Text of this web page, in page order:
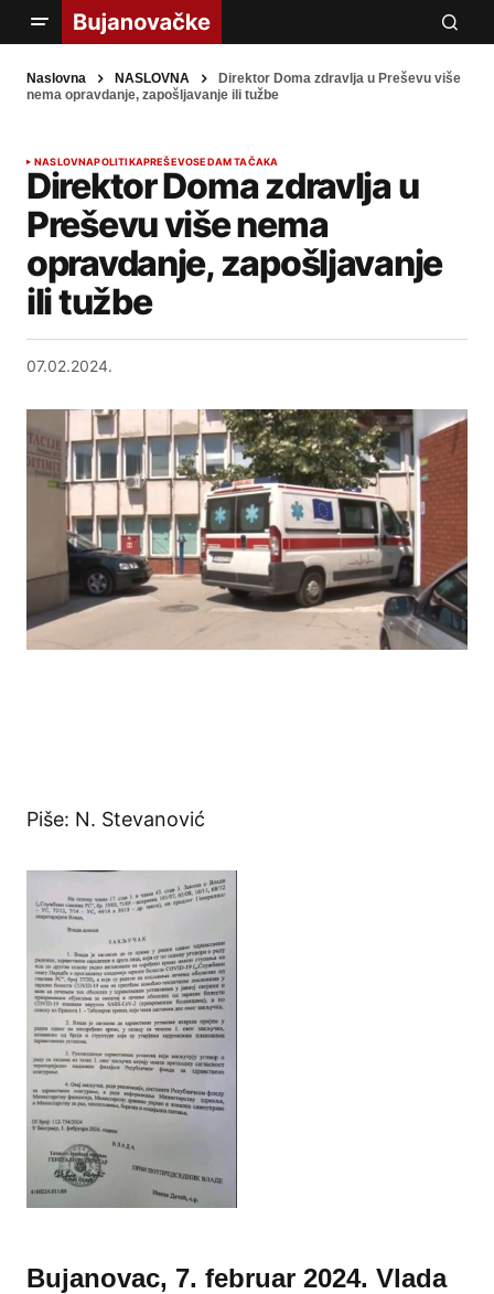
Naslovna NASLOVNA
Direktor Doma zdravlja u Preševu više
nema opravdanje, zapošljavanje ili tužbe
NASLOVNAPOLITIKAPREŠEVOSEDAM TAČAKA
Direktor Doma zdravlja u
Preševu više nema
opravdanje, zapošljavanje
ili tužbe
07.02.2024.
Piše: N. Stevanović
Bujanovac, 7. februar 2024. Vlada